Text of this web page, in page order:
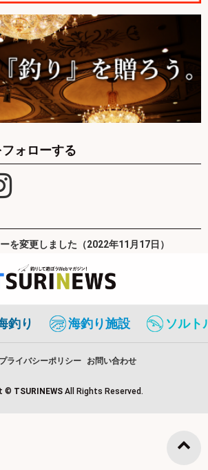
フォローする
を変更しました（2022年11月17日）
釣り 海釣り施設 ソルト
プライバシーポリシー お問い合わせ
© TSURINEWS All Rights Reserved.